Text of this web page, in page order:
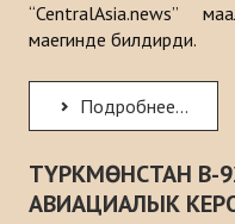
“CentralAsia.news”
маегинде билдирди.
Подробнее...
ТҮРКМӨНСТАН B-
АВИАЦИАЛЫК